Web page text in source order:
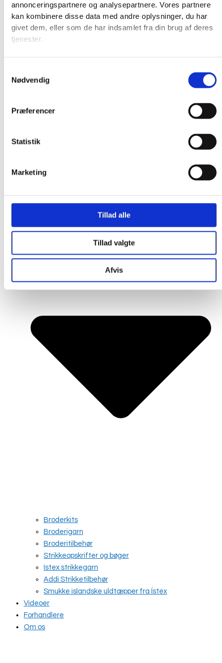
annonceringspartnere og analysepartnere. Vores partnere
kan kombinere disse data med andre oplysninger, du har
givet dem, eller som de har indsamlet fra din brug af deres
tjenester.
Nødvendig
Præferencer
Statistik
Marketing
Tillad alle
Tillad valgte
Afvis
Broderkits
Broderigarn
Broderitilbehør
Strikkeopskrifter og bøger
Istex strikkegarn
Addi Strikketilbehør
Smukke islandske uldtæpper fra Ístex
Videoer
Forhandlere
Om os